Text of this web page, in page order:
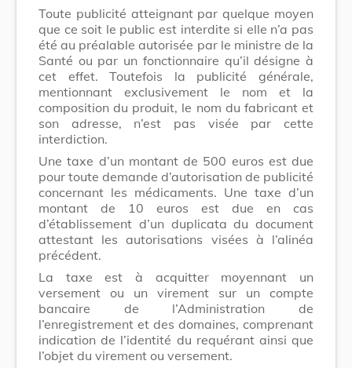
Toute publicité atteignant par quelque moyen
que ce soit le public est interdite si elle n’a pas
été au préalable autorisée par le ministre de la
Santé ou par un fonctionnaire qu’il désigne à
cet effet. Toutefois la publicité générale,
mentionnant exclusivement le nom et la
composition du produit, le nom du fabricant et
son adresse, n’est pas visée par cette
interdiction.
Une taxe d’un montant de 500 euros est due
pour toute demande d’autorisation de publicité
concernant les médicaments. Une taxe d’un
montant de 10 euros est due en cas
d’établissement d’un duplicata du document
attestant les autorisations visées à l’alinéa
précédent.
La taxe est à acquitter moyennant un
versement ou un virement sur un compte
bancaire de l’Administration de
l’enregistrement et des domaines, comprenant
indication de l’identité du requérant ainsi que
l’objet du virement ou versement.